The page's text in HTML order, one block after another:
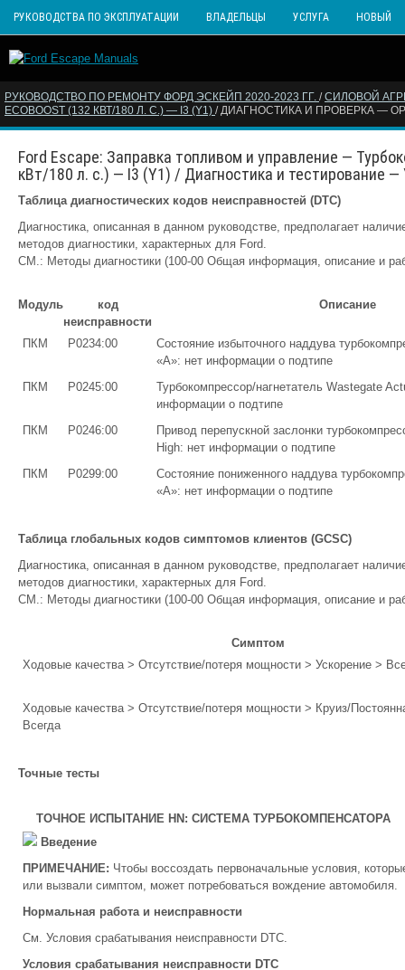
РУКОВОДСТВА ПО ЭКСПЛУАТАЦИИ ВЛАДЕЛЬЦЫ УСЛУГА НОВЫЙ
РУКОВОДСТВО ПО РЕМОНТУ ФОРД ЭСКЕЙП 2020-2023 ГГ. /СИЛОВОЙ
ECOBOOST (132 КВТ/180 Л. С.) — I3 (Y1) / ДИАГНОСТИКА И ПРОВЕРКА —
Ford Escape: Заправка топливом и управление —
кВт/180 л. с.) — I3 (Y1) / Диагностика и тестирование
Таблица диагностических кодов неисправностей (DTC)
Диагностика, описанная в данном руководстве, предполагает
методов диагностики, характерных для Ford.
СМ.: Методы диагностики (100-00 Общая информация, описание и
Модуль
код
неисправности
Описание
ПКМ P0234:00
Состояние избыточного наддува
«A»: нет информации о подтипе
ПКМ
P0245:00
Турбокомпрессор/нагнетатель Wastegate
информации о подтипе
ПКМ
P0246:00
Привод перепускной заслонки
High: нет информации о подтипе
ПКМ
P0299:00
Состояние пониженного наддува
«A»: нет информации о подтипе
Таблица глобальных кодов симптомов клиентов (GCSC)
Диагностика, описанная в данном руководстве, предполагает
методов диагностики, характерных для Ford.
СМ.: Методы диагностики (100-00 Общая информация, описание и
Симптом
Ходовые качества > Отсутствие/потеря мощности > Ускорение >
Ходовые качества > Отсутствие/потеря мощности > Круиз/
Всегда
Точные тесты
ТОЧНОЕ ИСПЫТАНИЕ HN: СИСТЕМА ТУРБОКОМПЕНСАТОРА
Введение
ПРИМЕЧАНИЕ: Чтобы воссоздать первоначальные условия,
или вызвали симптом, может потребоваться вождение автомобиля.
Нормальная работа и неисправности
См. Условия срабатывания неисправности DTC.
Условия срабатывания неисправности DTC